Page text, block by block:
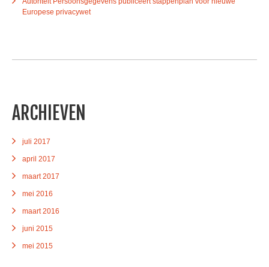
Europese privacywet
ARCHIEVEN
juli 2017
april 2017
maart 2017
mei 2016
maart 2016
juni 2015
mei 2015